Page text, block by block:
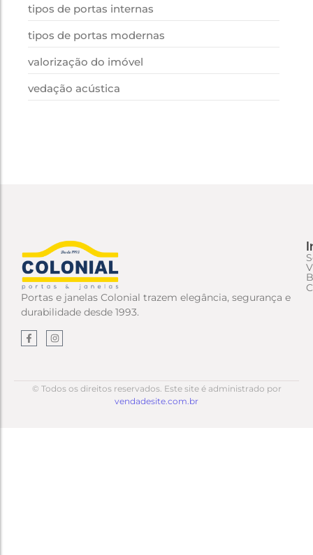
tipos de portas internas
tipos de portas modernas
valorização do imóvel
vedação acústica
Portas e janelas Colonial trazem elegância, segurança e
durabilidade desde 1993.
© Todos os direitos reservados. Este site é administrado por
vendadesite.com.br